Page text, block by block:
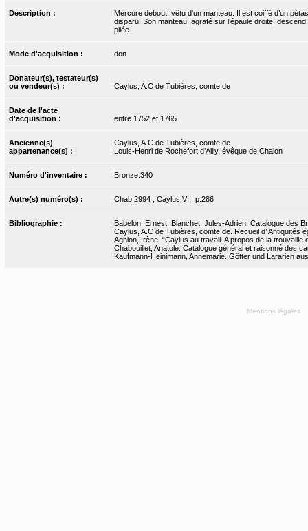
Description :
Mercure debout, vêtu d'un manteau. Il est coiffé d’un
disparu. Son manteau, agrafé sur l’épaule droite,
pliée.
Mode d'acquisition : don
Donateur(s), testateur(s)
ou vendeur(s) :
Caylus, A.C de Tubières, comte de
Date de l'acte
d'acquisition :
entre 1752 et 1765
Ancienne(s)
appartenance(s) :
Caylus, A.C de Tubières, comte de
Louis-Henri de Rochefort d’Ailly, évêque de Chalon
Numéro d'inventaire : Bronze.340
Autre(s) numéro(s) : Chab.2994 ; Caylus.VII, p.286
Bibliographie :
Babelon, Ernest, Blanchet, Jules-Adrien. Catalogue des
Caylus, A.C de Tubières, comte de. Recueil d’
Aghion, Irène. “Caylus au travail. A propos de la trouvaille
Chabouillet, Anatole. Catalogue général et raisonné des
Kaufmann-Heinimann, Annemarie. Götter und Lararien
Mentions légales